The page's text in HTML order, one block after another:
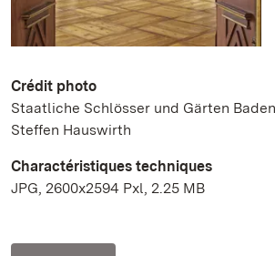
Crédit photo
Staatliche Schlösser und Gärten
Steffen Hauswirth
Charactéristiques techniques
JPG, 2600x2594 Pxl, 2.25 MB